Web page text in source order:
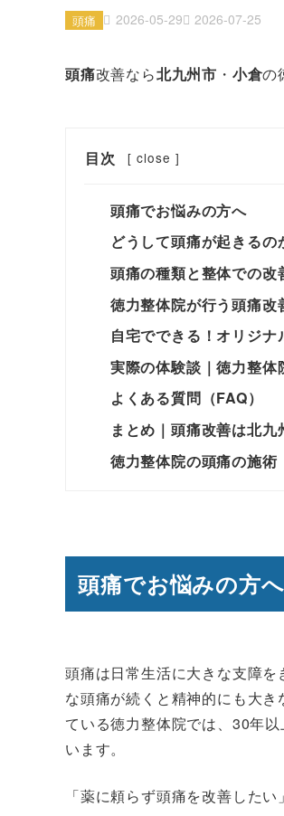
2026-05-29 2026-07-25
頭痛
頭痛改善なら北九州市 ・ 小倉の
目次 [ close ]
頭痛でお悩みの方へ
どうして頭痛が起きるの
頭痛の種類と整体での改
徳力整体院が行う頭痛改
自宅でできる！オリジ
実際の体験談｜徳力整
よくある質問（FAQ）
まとめ｜頭痛改善は北
徳力整体院の頭痛の施術
頭痛でお悩みの方へ
頭痛は日常生活に大きな支障
な頭痛が続くと精神的にも大
ている徳力整体院では、30年
います。
「薬に頼らず頭痛を改善したい」